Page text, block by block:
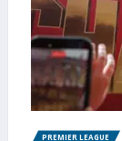
PREMIER LEAGUE